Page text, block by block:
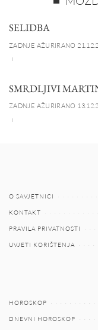
SELIDBA
ZADNJE AŽURIRANO
SMRDLJIVI
ZADNJE AŽURIRANO
O SAVJETNICI
KONTAKT
PRAVILA PRIVATNOSTI
UVJETI KORIŠTENJA
HOROSKOP
DNEVNI HOROSKOP